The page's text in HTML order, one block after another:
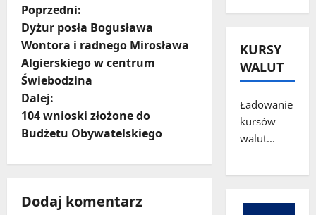
Z
o
b
a
c
z
w
Poprzedni:
Dyżur posła Bogusława
Wontora i radnego Mirosława
Algierskiego w centrum
Świebodzina
Dalej:
104 wnioski złożone do
Budżetu Obywatelskiego
Dodaj komentarz
KURSY
WALUT
Ładowanie
kursów
walut...